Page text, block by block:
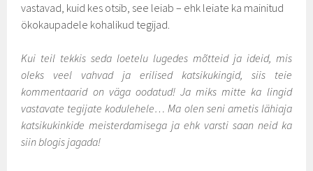
vastavad, kuid kes otsib, see leiab – ehk leiate ka mainitud
ökokaupadele kohalikud tegijad.
Kui teil tekkis seda loetelu lugedes mõtteid ja ideid, mis
oleks veel vahvad ja erilised katsikukingid, siis teie
kommentaarid on väga oodatud! Ja miks mitte ka lingid
vastavate tegijate kodulehele… Ma olen seni ametis lähiaja
katsikukinkide meisterdamisega ja ehk varsti saan neid ka
siin blogis jagada!